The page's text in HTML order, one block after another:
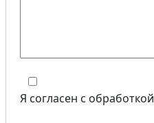
Я согласен с обработкой